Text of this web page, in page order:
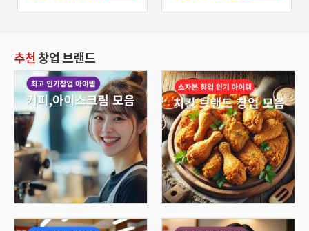
추천창업 브랜드